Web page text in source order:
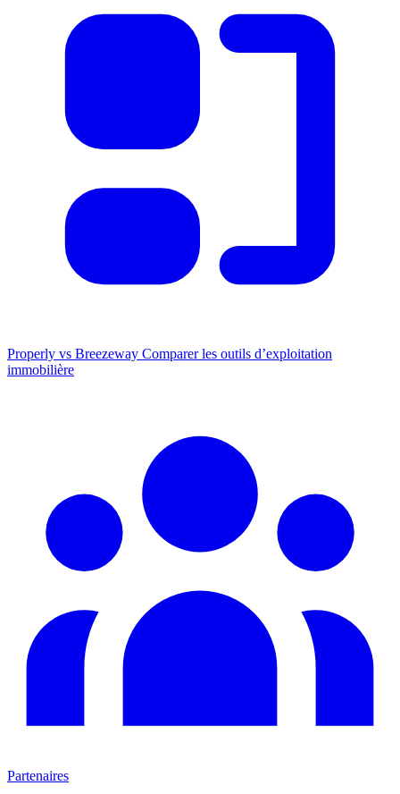
Properly vs Breezeway Comparer les outils d’exploitation
immobilière
Partenaires